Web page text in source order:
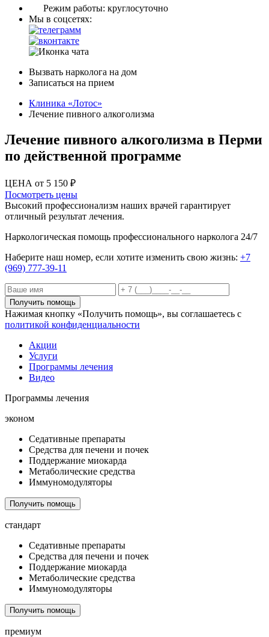
Режим работы: круглосуточно
Мы в соцсетях:
Вызвать нарколога на дом
Записаться на прием
Клиника «Лотос»
Лечение пивного алкоголизма
Лечение пивного алкоголизма в Перми
по действенной программе
ЦЕНА от 5 150 ₽
Посмотреть цены
Высокий профессионализм наших врачей гарантирует
отличный результат лечения.
Наркологическая помощь профессионального нарколога 24/7
Наберите наш номер, если хотите изменить свою жизнь: +7
(969) 777-39-11
Получить помощь
Нажимая кнопку «Получить помощь», вы соглашаетесь с
политикой конфиденциальности
Акции
Услуги
Программы лечения
Видео
Программы лечения
эконом
Седативные препараты
Средства для печени и почек
Поддержание миокарда
Метаболические средства
Иммуномодуляторы
Получить помощь
стандарт
Седативные препараты
Средства для печени и почек
Поддержание миокарда
Метаболические средства
Иммуномодуляторы
Получить помощь
премиум